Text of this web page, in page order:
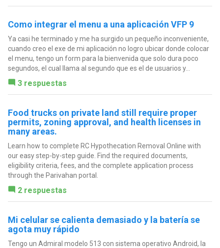
Como integrar el menu a una aplicación VFP 9
Ya casi he terminado y me ha surgido un pequeño inconveniente,
cuando creo el exe de mi aplicación no logro ubicar donde colocar
el menu, tengo un form para la bienvenida que solo dura poco
segundos, el cual llama al segundo que es el de usuarios y...
3 respuestas
Food trucks on private land still require proper
permits, zoning approval, and health licenses in
many areas.
Learn how to complete RC Hypothecation Removal Online with
our easy step-by-step guide. Find the required documents,
eligibility criteria, fees, and the complete application process
through the Parivahan portal.
2 respuestas
Mi celular se calienta demasiado y la batería se
agota muy rápido
Tengo un Admiral modelo 513 con sistema operativo Android, la